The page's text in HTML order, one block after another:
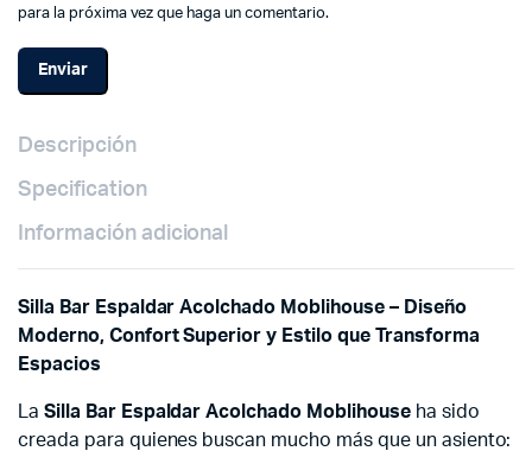
para la próxima vez que haga un comentario.
Descripción
Specification
Información adicional
Silla Bar Espaldar Acolchado Moblihouse – Diseño
Moderno, Confort Superior y Estilo que Transforma
Espacios
La Silla Bar Espaldar Acolchado Moblihouseha sido
creada para quienes buscan mucho más que un asiento: